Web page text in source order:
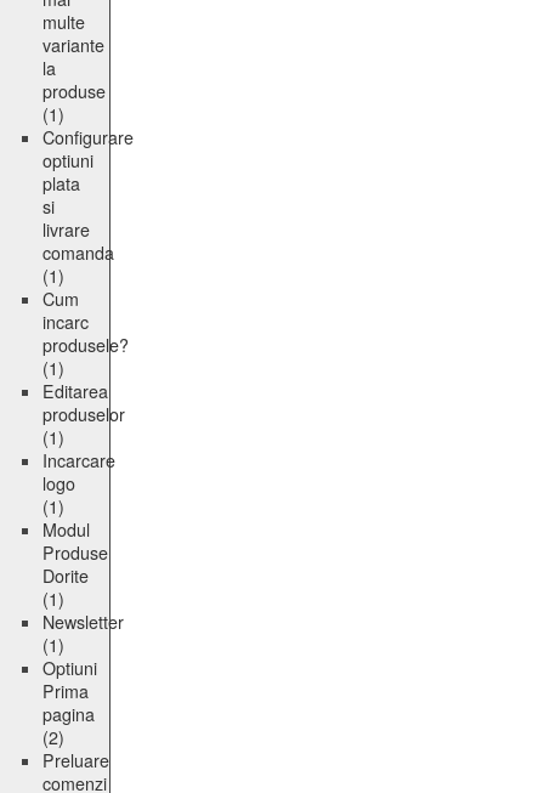
multe
variante
la
produse
(1)
Configurare
optiuni
plata
si
livrare
comanda
(1)
Cum
incarc
produsele?
(1)
Editarea
produselor
(1)
Incarcare
logo
(1)
Modul
Produse
Dorite
(1)
Newsletter
(1)
Optiuni
Prima
pagina
(2)
Preluare
comenzi